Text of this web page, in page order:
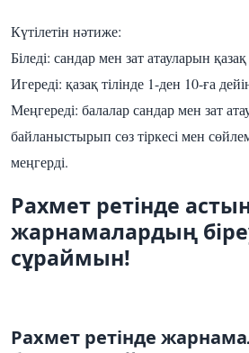
Күтілетін нәтиже:
Біледі: сандар мен зат атауларын қазақ
Игереді: қазақ тілінде 1-ден 10-ға
Меңгереді: балалар сандар мен зат
байланыстырып сөз тіркесі мен
меңгерді.
Рахмет ретінде
жарнамалардың
сұраймын!
Рахмет ретінде